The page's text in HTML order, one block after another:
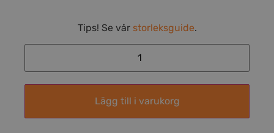
Tips! Se vår storleksguide.
Lägg till i varukorg